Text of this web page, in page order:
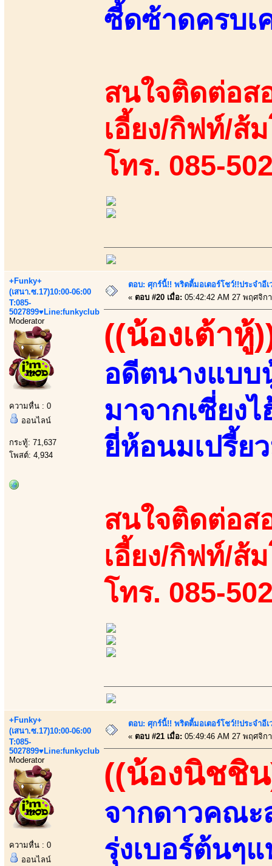
ซี้ดซ้าดครบเ
สนใจติดต่อส
เอี้ยง/กิฟท์/ส้
โทร. 085-
+Funky+
(เสนา.ซ.17)10:00-06:00
T:085-
5027899♥Line:funkyclub
Moderator
ความหื่น : 0
ออนไลน์
กระทู้: 71,637
โพสต์: 4,934
ตอบ: ศุกร์นี้!! พริตตี้มอเตอร์โชว์!!ประจำอี
« ตอบ #20 เมื่อ: 05:42:42 AM 27 พฤศจิก
((น้องเต้าหู้
อดีตนางแบบ
มาจากเซี่ยง
ยี่ห้อนมเปรี้ย
สนใจติดต่อส
เอี้ยง/กิฟท์/ส้
โทร. 085-
+Funky+
(เสนา.ซ.17)10:00-06:00
T:085-
5027899♥Line:funkyclub
Moderator
ความหื่น : 0
ออนไลน์
ตอบ: ศุกร์นี้!! พริตตี้มอเตอร์โชว์!!ประจำอี
« ตอบ #21 เมื่อ: 05:49:46 AM 27 พฤศจิก
((น้องนิชชิ
จากดาวคณ
รุ่งเบอร์ต้นๆ